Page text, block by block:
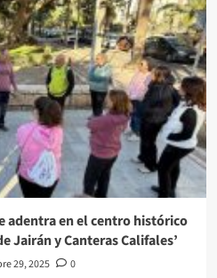
adentra en el centro histórico
Jairán y Canteras Califales’
29, 2025
0